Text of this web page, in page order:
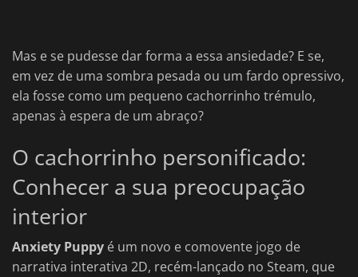
Mas e se pudesse dar forma a essa ansiedade? E se,
em vez de uma sombra pesada ou um fardo opressivo,
ela fosse como um pequeno cachorrinho trémulo,
apenas à espera de um abraço?
O cachorrinho personificado:
Conhecer a sua preocupação
interior
Anxiety Puppy é um novo e comovente jogo de
narrativa interativa 2D, recém-lançado no Steam, que